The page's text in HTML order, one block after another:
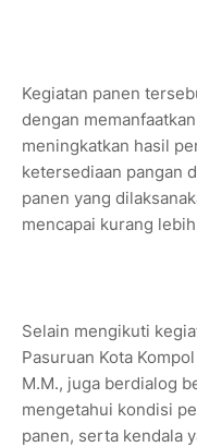
Kegiatan panen
dengan
meningkatkan hasil
ketersediaan pangan
panen yang
mencapai kurang
Selain mengikuti
Pasuruan Kota
M.M., juga berdialog
mengetahui kondisi
panen, serta kendala